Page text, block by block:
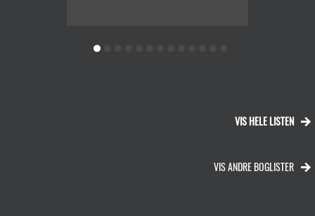
VIS HELE LISTEN
VIS ANDRE BOGLISTER